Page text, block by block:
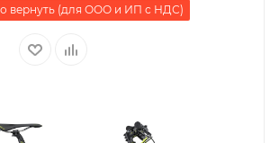
вернуть (для ООО и ИП с НДС)